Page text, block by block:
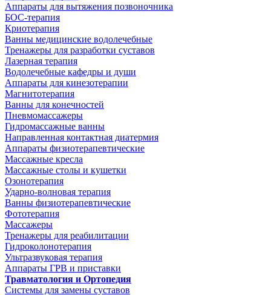
Аппараты для вытяжения позвоночника
БОС-терапия
Криотерапия
Ванны медицинские водолечебные
Тренажеры для разработки суставов
Лазерная терапия
Водолечебные кафедры и души
Аппараты для кинезотерапии
Магнитотерапия
Ванны для конечностей
Пневмомассажеры
Гидромассажные ванны
Направленная контактная диатермия
Аппараты физиотерапевтические
Массажные кресла
Массажные столы и кушетки
Озонотерапия
Ударно-волновая терапия
Ванны физиотерапевтические
Фототерапия
Массажеры
Тренажеры для реабилитации
Гидроколонотерапия
Ультразвуковая терапия
Аппараты ГРВ и приставки
Травматология и Ортопедия
Системы для замены суставов